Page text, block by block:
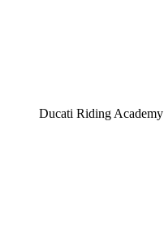
Ducati Riding Academy